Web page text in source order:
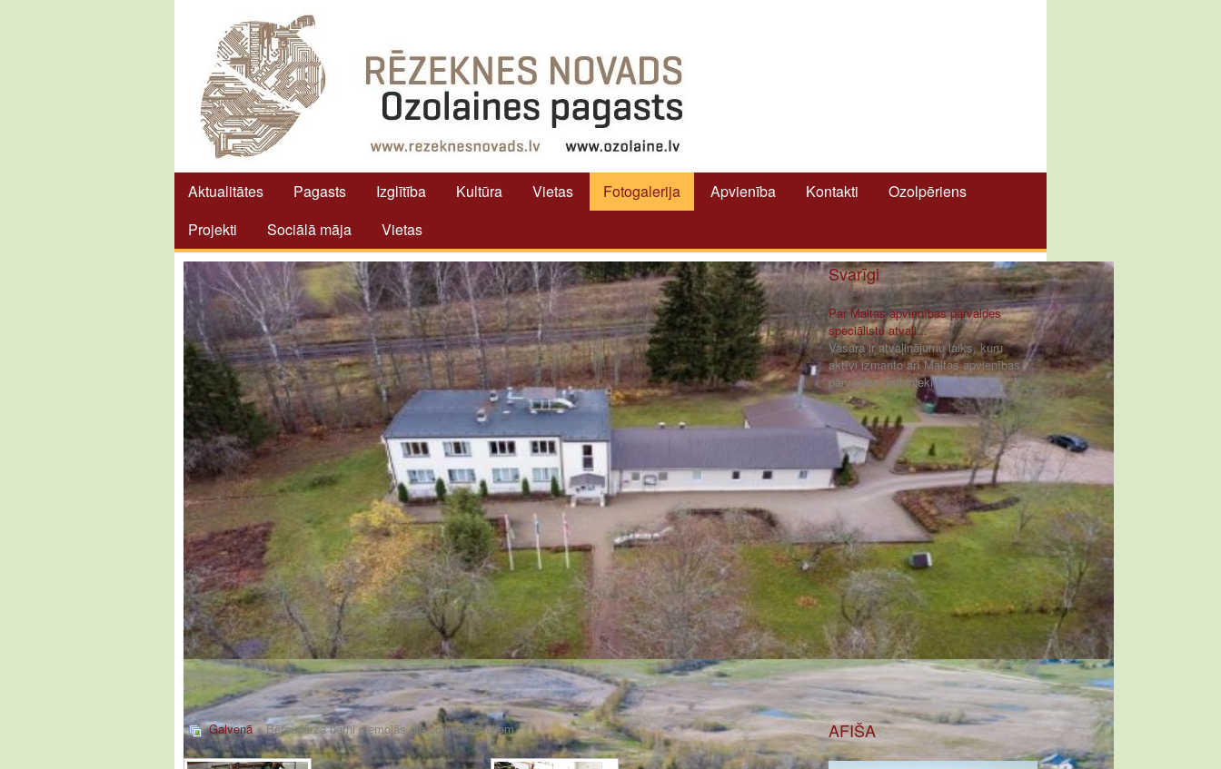
Aktualitātes Pagasts Izglītība Kultūra Vietas Fotogalerija Apvienība Kontakti
Ozolpēriens
Projekti
Sociālā māja Vietas
Svarīgi
Par Maltas apvienības pārvaldes
speciālistu atvaļi...
Vasara ir atvaļinājumu laiks, kuru
aktīvi izmanto arī Maltas apvienības
pārvaldes darbinieki [ ... ]
Galvenā» Bērnudārza bērni ciemojās pie ugunsdzēsējiem AFIŠA